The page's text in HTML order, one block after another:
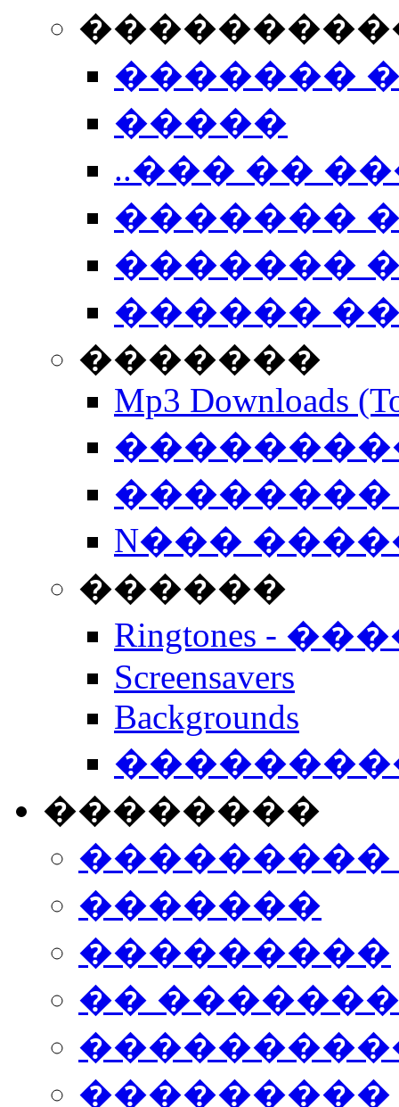
�������
�����
..��� ��
�������
�������
������
�������
Mp3 Downloads
��������
N���
������
Ringtones -
Screensavers
Backgrounds
��������
���������
�������
���������
��
���������